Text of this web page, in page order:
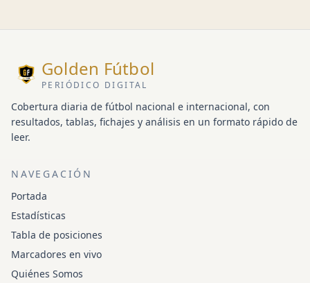
Golden Fútbol
PERIÓDICO DIGITAL
Cobertura diaria de fútbol nacional e internacional, con
resultados, tablas, fichajes y análisis en un formato rápido de
leer.
NAVEGACIÓN
Portada
Estadísticas
Tabla de posiciones
Marcadores en vivo
Quiénes Somos